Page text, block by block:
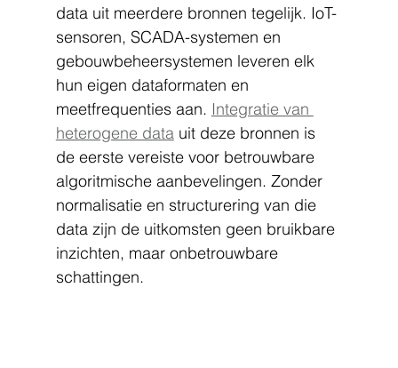
data uit meerdere bronnen tegelijk. IoT-
sensoren, SCADA-systemen en
gebouwbeheersystemen leveren elk
hun eigen dataformaten en
meetfrequenties aan. Integratie van
heterogene data uit deze bronnen is
de eerste vereiste voor betrouwbare
algoritmische aanbevelingen. Zonder
normalisatie en structurering van die
data zijn de uitkomsten geen bruikbare
inzichten, maar onbetrouwbare
schattingen.